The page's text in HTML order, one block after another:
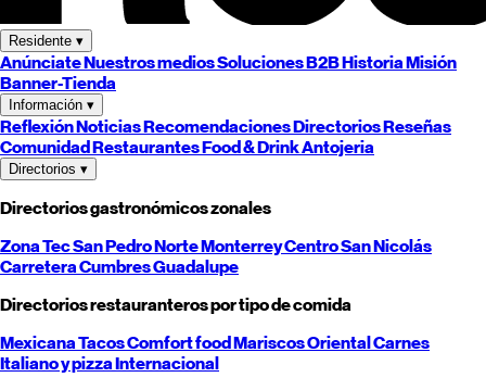
Residente ▾
AnúnciateNuestros mediosSoluciones B2BHistoriaMisión
Banner-Tienda
Información ▾
ReflexiónNoticiasRecomendacionesDirectoriosReseñas
ComunidadRestaurantesFood & DrinkAntojeria
Directorios ▾
Directorios gastronómicos zonales
Zona TecSan PedroNorteMonterreyCentroSan Nicolás
CarreteraCumbresGuadalupe
Directorios restauranteros por tipo de comida
MexicanaTacosComfort foodMariscosOrientalCarnes
Italiano y pizzaInternacional